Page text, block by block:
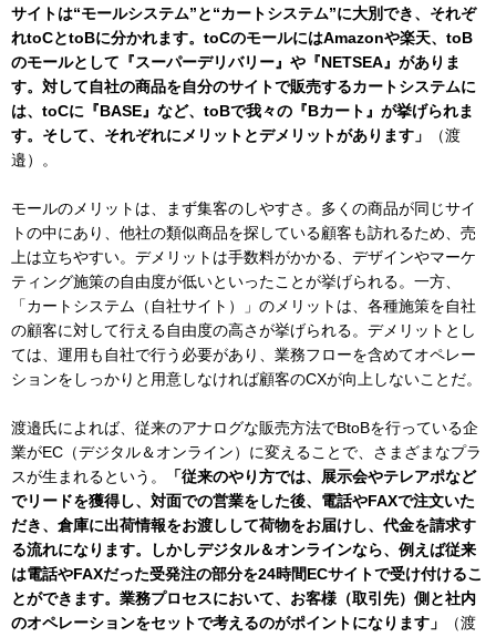
サイトは“モールシステム”と“カートシステム”に大別でき、それぞ
れtoCとtoBに分かれます。toCのモールにはAmazonや楽天、toB
のモールとして『スーパーデリバリー』や『NETSEA』がありま
す。対して自社の商品を自分のサイトで販売するカートシステムに
は、toCに『BASE』など、toBで我々の『Bカート』が挙げられま
す。そして、それぞれにメリットとデメリットがあります」
（渡
邉）。
モールのメリットは、まず集客のしやすさ。多くの商品が同じサイ
トの中にあり、他社の類似商品を探している顧客も訪れるため、売
上は立ちやすい。デメリットは手数料がかかる、デザインやマーケ
ティング施策の自由度が低いといったことが挙げられる。一方、
「カートシステム（自社サイト）」のメリットは、各種施策を自社
の顧客に対して行える自由度の高さが挙げられる。デメリットとし
ては、運用も自社で行う必要があり、業務フローを含めてオペレー
ションをしっかりと用意しなければ顧客のCXが向上しないことだ。
渡邉氏によれば、従来のアナログな販売方法でBtoBを行っている企
業がEC（デジタル＆オンライン）に変えることで、さまざまなプラ
スが生まれるという。
「従来のやり方では、展示会やテレアポなど
でリードを獲得し、対面での営業をした後、電話やFAXで注文いた
だき、倉庫に出荷情報をお渡しして荷物をお届けし、代金を請求す
る流れになります。しかしデジタル＆オンラインなら、例えば従来
は電話やFAXだった受発注の部分を24時間ECサイトで受け付けるこ
とができます。業務プロセスにおいて、お客様（取引先）側と社内
のオペレーションをセットで考えるのがポイントになります」
（渡